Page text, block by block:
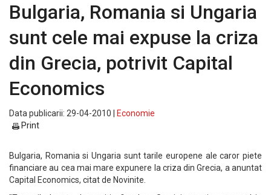
Bulgaria, Romania si Ungaria
sunt cele mai expuse la criza
din Grecia, potrivit Capital
Economics
Data publicarii: 29-04-2010 |
Economie
Print
Bulgaria, Romania si Ungaria sunt tarile europene ale caror piete
financiare au cea mai mare expunere la criza din Grecia, a anuntat
Capital Economics, citat de Novinite.